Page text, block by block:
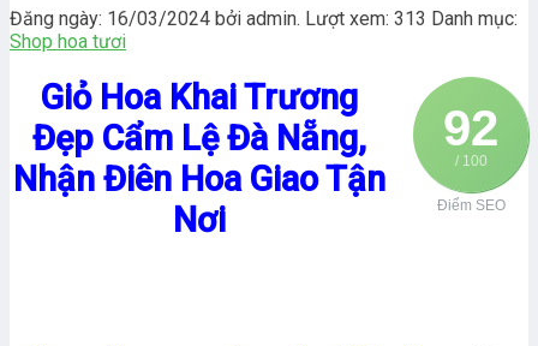
Đăng ngày: 16/03/2024 bởi admin. Lượt xem: 313 Danh mục:
Shop hoa tươi
92
/ 100
Điểm SEO
Giỏ Hoa Khai Trương
Đẹp Cẩm Lệ Đà Nẵng,
Nhận Điên Hoa Giao Tận
Nơi